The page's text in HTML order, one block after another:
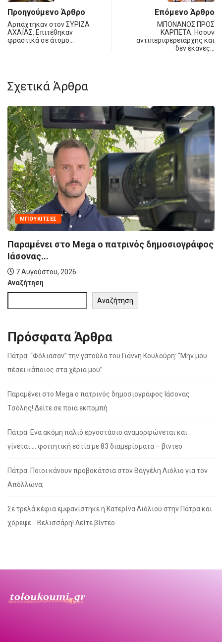
Προηγούμενο Άρθρο
Αρπάχτηκαν στον ΣΥΡΙΖΑ
ΑΧΑΪΑΣ: Επιτέθηκαν
φραστικά σε άτομο…
Επόμενο Άρθρο
ΜΠΟΝΑΝΟΣ ΠΡΟΣ
ΚΑΡΠΕΤΑ: Ησουν
αντιπεριφερειάρχης και
δεν έκανες…
Σχετικά Άρθρα
MΠΟΥΚΊΤΣΕΣ
Παραμένει στο Mega ο πατρινός δημοσιογράφος
Ιάσονας...
7 Αυγούστου, 2026
Αναζήτηση
Αναζήτηση
Πρόσφατα Άρθρα
Πάτρα: “Φόλιασαν” την γατούλα του Γιάννη Κουλούρη: “Μην μου
πέσει κάποιος στα χέρια μου”
Παραμένει στο Mega ο πατρινός δημοσιογράφος Ιάσονας
Τσόλης! Δείτε σε ποια εκπομπή
Πάτρα: Ενα ακόμη παλιό εργοστάσιο αναμορφώνεται και
γίνεται…. φοιτητική εστία με 83 διαμερίσματα – βιντεο
Πάτρα: Ποιοι κάνουν προβοκάτσια στον Βαγγέλη Λιόλιο για τον
Απόλλωνα;
Σε τρελά κέφια εμφανίστηκε η Κατερίνα Λιόλιου στην Πάτρα και
χόρεψε… Βελισσάρη! Δείτε βίντεο